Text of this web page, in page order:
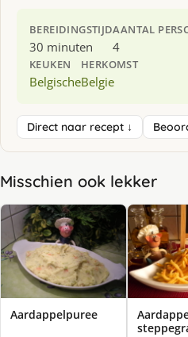
BEREIDINGSTIJD
30 minuten
AANTAL
4
KEUKEN
Belgische
HERKOMST
Belgie
Direct naar recept ↓
Misschien ook lekker
Aardappelpuree